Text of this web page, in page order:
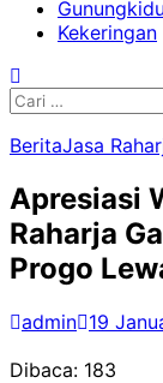
Kekeringan
Cari
BeritaJasa
Apresiasi
Raharja
Progo
admin 19
Dibaca: 183